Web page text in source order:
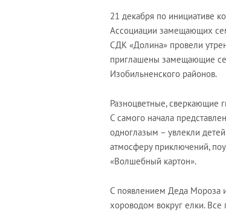
21 декабря по инициативе
Ассоциации замещающих
СДК «Долина» провели
приглашены замещающие
Изобильненского районов.
Разноцветные, сверкающие
С самого начала
одноглазым – увлекли
атмосферу приключений,
«Волшебный картон».
С появлением Деда Мороза
хороводом вокруг елки. Все